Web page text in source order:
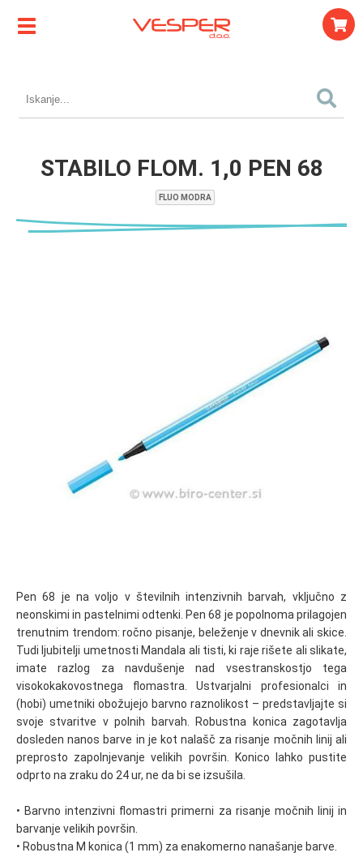
STABILO FLOM. 1,0 PEN 68
FLUO MODRA
Pen 68 je na voljo v številnih intenzivnih barvah, vključno z
neonskimi in pastelnimi odtenki. Pen 68 je popolnoma prilagojen
trenutnim trendom: ročno pisanje, beleženje v dnevnik ali skice.
Tudi ljubitelji umetnosti Mandala ali tisti, ki raje rišete ali slikate,
imate razlog za navdušenje nad vsestranskostjo tega
visokokakovostnega flomastra. Ustvarjalni profesionalci in
(hobi) umetniki obožujejo barvno raznolikost – predstavljajte si
svoje stvaritve v polnih barvah. Robustna konica zagotavlja
dosleden nanos barve in je kot nalašč za risanje močnih linij ali
preprosto zapolnjevanje velikih površin. Konico lahko pustite
odprto na zraku do 24 ur, ne da bi se izsušila.
• Barvno intenzivni flomastri primerni za risanje močnih linij in
barvanje velikih površin.
• Robustna M konica (1 mm) za enakomerno nanašanje barve.